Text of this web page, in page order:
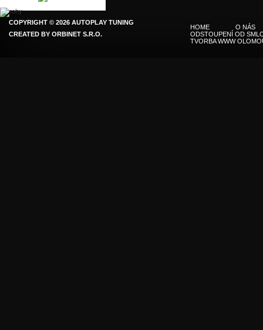
COPYRIGHT © 2026 AUTOPLAY TUNING
CREATED BY ORBINET S.R.O.
HOME
O NÁS
ODSTOUPENÍ OD
TVORBA WWW